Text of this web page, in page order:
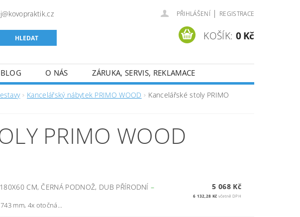
PŘIHLÁŠENÍ | REGISTRACE
KOŠÍK: 0 Kč
BLOG O NÁS ZÁRUKA, SERVIS, REKLAMACE
Kancelářský nábytek PRIMO WOOD
Kancelářské stoly PRIMO
PRIMO WOOD
CM, ČERNÁ PODNOŽ, DUB PŘÍRODNÍ–
mm, 4x otočná...
5 068 Kč
6 132,28 Kč včetně DPH